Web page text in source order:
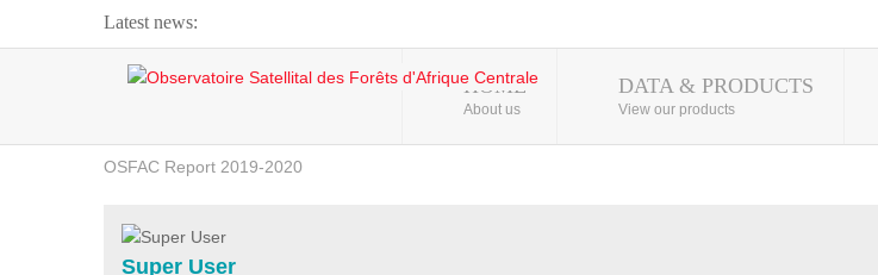
Latest news:
Webinar about Large Scale Monitoring and Land ...
OSFAC Video - Addressing climate change from the ...
OSFAC Report 2019-2020
Flooding and Erosion in Kinshasa - Open Cities ...
HOME
About us
DATA & PRODUCTS
View our products
Super User